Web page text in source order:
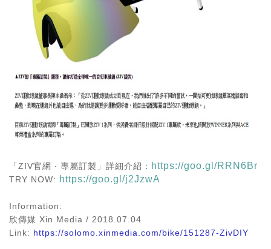
「ZIV官網 ‧ 專屬訂製」詳細介紹： https://goo.gl/RRN6Br
TRY NOW: https://goo.gl/j2JzwA
Information:
欣傳媒 Xin Media / 2018.07.04
Link: https://solomo.xinmedia.com/bike/151287-ZivDIY